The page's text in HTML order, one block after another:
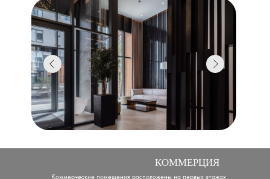
Коммерческие помещения расположены на первых этажах
КОММЕРЦИЯ